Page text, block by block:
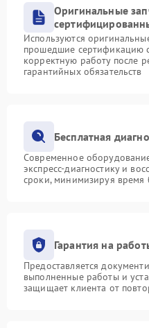
Оригинальные
Используются
прошедшие сертификацию
корректную работу после
гарантийных обязательств
Бесплатная
Современное
экспресс-диагностику и
сроки, минимизируя время
Гарантия на
Предоставляется
выполненные работы и
защищает клиента от